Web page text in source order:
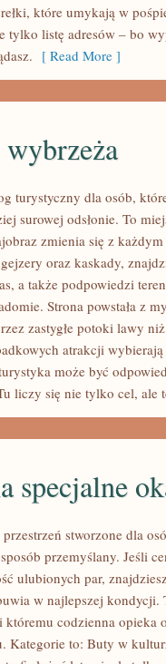
które umykają w
tylko listę adresów – bo
[ Read More ]
turystyczny dla osób,
surowej odsłonie. To
zmienia się z
oraz kaskady,
a także podpowiedzi
Strona powstała z
zastygłe potoki lawy
atrakcji
może być
liczy się nie tylko cel, ale
specjalne
stworzone dla
przemyślany. Jeśli
ulubionych par,
w najlepszej kondycji.
któremu codzienna opieka
Kategorie to: Buty w